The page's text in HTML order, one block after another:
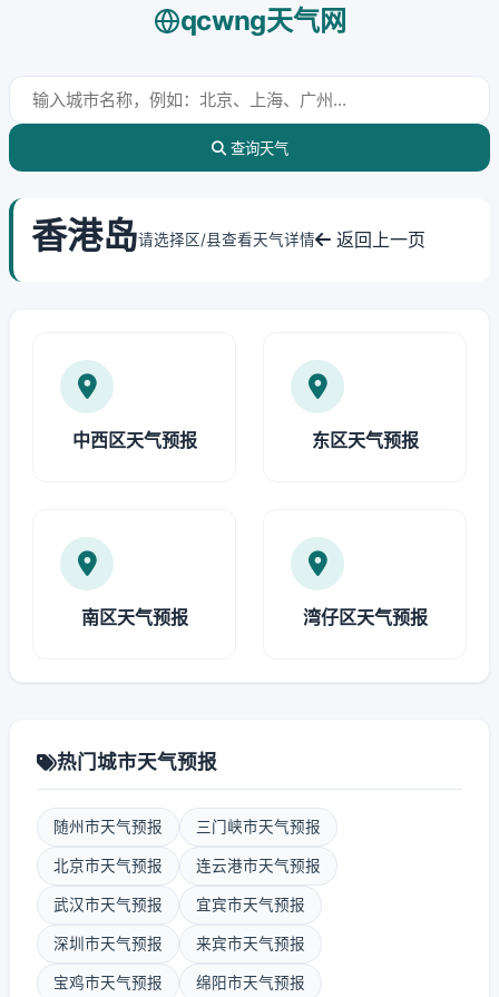
qcwng天气网
查询天气
香港岛请选择区/县查看天气详情 返回上一页
中西区天气预报 东区天气预报
南区天气预报 湾仔区天气预报
热门城市天气预报
随州市天气预报 三门峡市天气预报
北京市天气预报 连云港市天气预报
武汉市天气预报 宜宾市天气预报
深圳市天气预报 来宾市天气预报
宝鸡市天气预报 绵阳市天气预报